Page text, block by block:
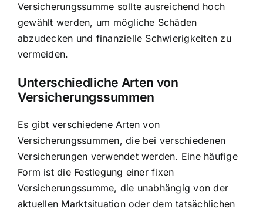
Versicherungssumme sollte ausreichend hoch
gewählt werden, um mögliche Schäden
abzudecken und finanzielle Schwierigkeiten zu
vermeiden.
Unterschiedliche Arten von
Versicherungssummen
Es gibt verschiedene Arten von
Versicherungssummen, die bei verschiedenen
Versicherungen verwendet werden. Eine häufige
Form ist die Festlegung einer fixen
Versicherungssumme, die unabhängig von der
aktuellen Marktsituation oder dem tatsächlichen